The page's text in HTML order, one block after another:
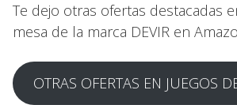
Te dejo otras ofertas destacadas
mesa de la marca DEVIR en
OTRAS OFERTAS EN JUEGOS